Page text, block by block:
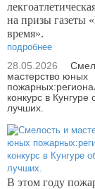
на призы газеты
время».
подробнее
28.05.2026
мастерство юных
конкурс в
лучших.
В этом году